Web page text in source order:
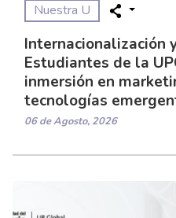
Nuestra U
Internacionalización
Estudiantes de la
inmersión en
tecnologías
06 de Agosto, 2026